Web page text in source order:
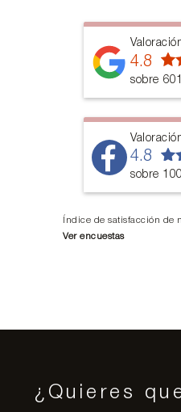
4.8
sobre
4.8
sobre
Índice de satisfacción de
Ver encuestas
¿Quieres